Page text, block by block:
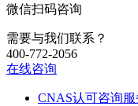
微信扫码咨询
需要与我们联系？
400-772-2056
在线咨询
CNAS认可咨询服